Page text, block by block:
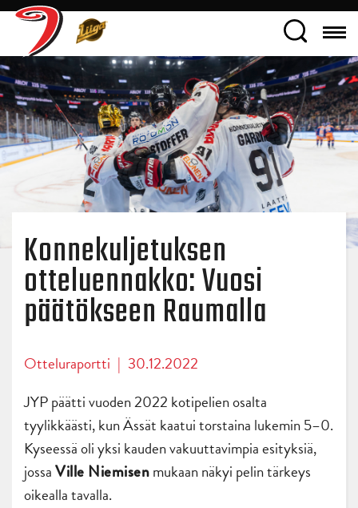
Konnekuljetuksen
otteluennakko: Vuosi
päätökseen Raumalla
Otteluraportti | 30.12.2022
JYP päätti vuoden 2022 kotipelien osalta
tyylikkäästi, kun Ässät kaatui torstaina lukemin 5–0.
Kyseessä oli yksi kauden vakuuttavimpia esityksiä,
jossaVille Niemisenmukaan näkyi pelin tärkeys
oikealla tavalla.